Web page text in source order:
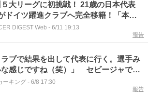
５大リーグに初挑戦！ 21歳の日本代表
ドイツ躍進クラブへ完全移籍！「本当
必要としてくれている」
DIGEST Web - 6/11 19:13
報告
ラブで結果を出して代表に行く。選手み
な感じですね（笑）」 セビージャでEL
2度経験…日本代表入りを叶えた若林
ーキング - 6/8 17:30
報告